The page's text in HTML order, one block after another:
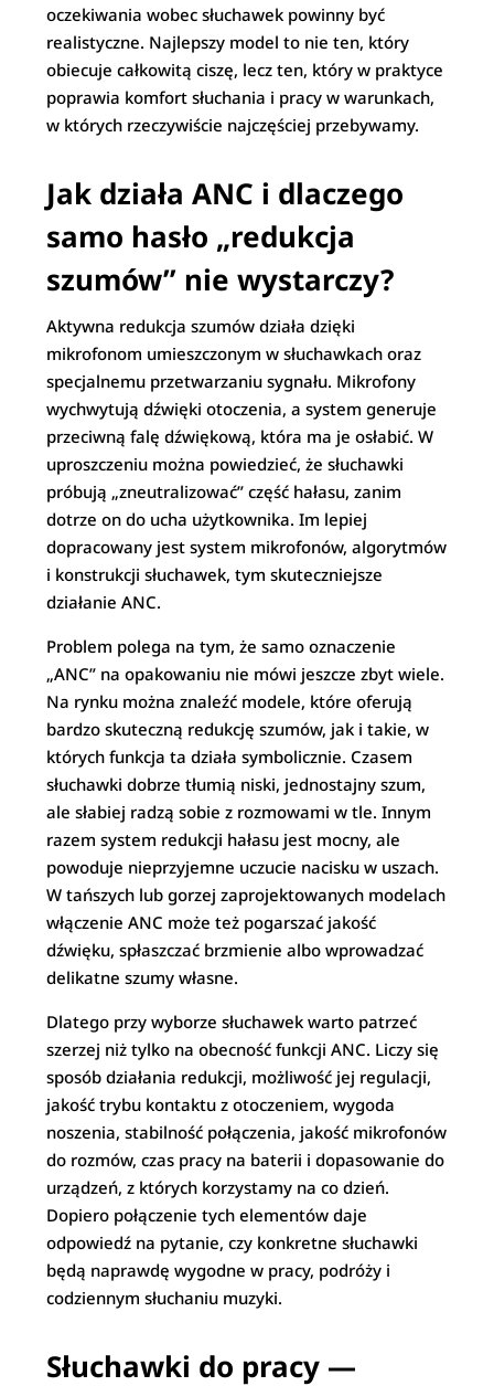
oczekiwania wobec słuchawek powinny być
realistyczne. Najlepszy model to nie ten, który
obiecuje całkowitą ciszę, lecz ten, który w praktyce
poprawia komfort słuchania i pracy w warunkach,
w których rzeczywiście najczęściej przebywamy.
Jak działa ANC i dlaczego
samo hasło „redukcja
szumów” nie wystarczy?
Aktywna redukcja szumów działa dzięki
mikrofonom umieszczonym w słuchawkach oraz
specjalnemu przetwarzaniu sygnału. Mikrofony
wychwytują dźwięki otoczenia, a system generuje
przeciwną falę dźwiękową, która ma je osłabić. W
uproszczeniu można powiedzieć, że słuchawki
próbują „zneutralizować” część hałasu, zanim
dotrze on do ucha użytkownika. Im lepiej
dopracowany jest system mikrofonów, algorytmów
i konstrukcji słuchawek, tym skuteczniejsze
działanie ANC.
Problem polega na tym, że samo oznaczenie
„ANC” na opakowaniu nie mówi jeszcze zbyt wiele.
Na rynku można znaleźć modele, które oferują
bardzo skuteczną redukcję szumów, jak i takie, w
których funkcja ta działa symbolicznie. Czasem
słuchawki dobrze tłumią niski, jednostajny szum,
ale słabiej radzą sobie z rozmowami w tle. Innym
razem system redukcji hałasu jest mocny, ale
powoduje nieprzyjemne uczucie nacisku w uszach.
W tańszych lub gorzej zaprojektowanych modelach
włączenie ANC może też pogarszać jakość
dźwięku, spłaszczać brzmienie albo wprowadzać
delikatne szumy własne.
Dlatego przy wyborze słuchawek warto patrzeć
szerzej niż tylko na obecność funkcji ANC. Liczy się
sposób działania redukcji, możliwość jej regulacji,
jakość trybu kontaktu z otoczeniem, wygoda
noszenia, stabilność połączenia, jakość mikrofonów
do rozmów, czas pracy na baterii i dopasowanie do
urządzeń, z których korzystamy na co dzień.
Dopiero połączenie tych elementów daje
odpowiedź na pytanie, czy konkretne słuchawki
będą naprawdę wygodne w pracy, podróży i
codziennym słuchaniu muzyki.
Słuchawki do pracy —